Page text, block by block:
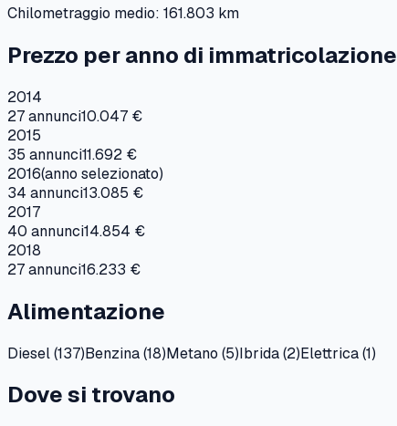
Chilometraggio medio: 161.803 km
Prezzo per anno di immatricolazione
2014
27annunci10.047 €
2015
35 annunci11.692 €
2016(anno selezionato)
34 annunci13.085 €
2017
40 annunci14.854 €
2018
27annunci16.233 €
Alimentazione
Diesel(137)Benzina(18)Metano (5)Ibrida(2)Elettrica(1)
Dove si trovano